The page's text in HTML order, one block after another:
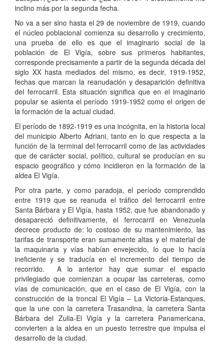
inclino más por la segunda fecha.
No va a ser sino hasta el 29 de noviembre de 1919, cuando
el núcleo poblacional comienza su desarrollo y crecimiento,
una prueba de ello es que el imaginario social de la
población de El Vigía, sobre sus primeros habitantes,
corresponde precisamente a partir de la segunda década del
siglo XX hasta mediados del mismo, es decir, 1919-1952,
fechas que marcan la reanudación y desaparición definitiva
del ferrocarril. Esta situación significa que en el imaginario
popular se asienta el período 1919-1952 como el origen de
la formación de la actual ciudad.
El período de 1892-1919 es una incógnita, en la historia local
del municipio Alberto Adriani, tanto en lo que respecta a la
función de la terminal del ferrocarril como de las actividades
que de carácter social, político, cultural se producían en su
espacio geográfico y cómo incidieron en la formación de la
aldea El Vigía.
Por otra parte, y como paradoja, el período comprendido
entre 1919 que se reanuda el tráfico del ferrocarril entre
Santa Bárbara y El Vigía, hasta 1952, que fue abandonado y
desapareció definitivamente, el ferrocarril en Venezuela
decrece producto de: lo costoso de su mantenimiento, las
tarifas de transporte eran sumamente altas y el material de
la maquinaria y vías habían envejecido, lo que lo hacía
ineficiente y se traducía en el incremento del tiempo de
recorrido. A lo anterior hay que sumar el espacio
privilegiado que comienzan a ocupar las carreteras, como
vías de comunicación, que en el caso de El Vigía, con la
construcción de la troncal El Vigía – La Victoria-Estanques,
que la une con la carretera Trasandina, la carretera Santa
Bárbara del Zulia-El Vigía y la carretera Panamericana,
convierten a la aldea en un puesto terrestre que impulsa el
desarrollo de la ciudad.